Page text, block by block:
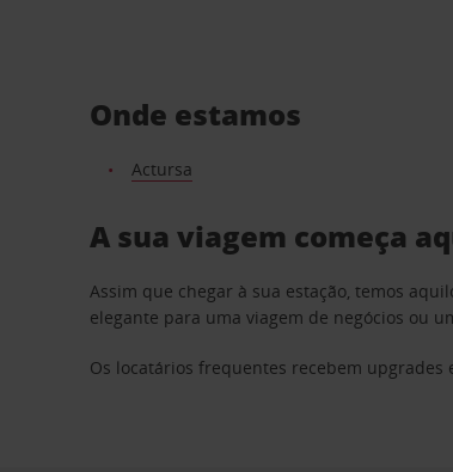
Onde estamos
Actursa
A sua viagem começa
Assim que chegar à sua estação, temos
elegante para uma viagem de negócios ou
Os locatários frequentes recebem